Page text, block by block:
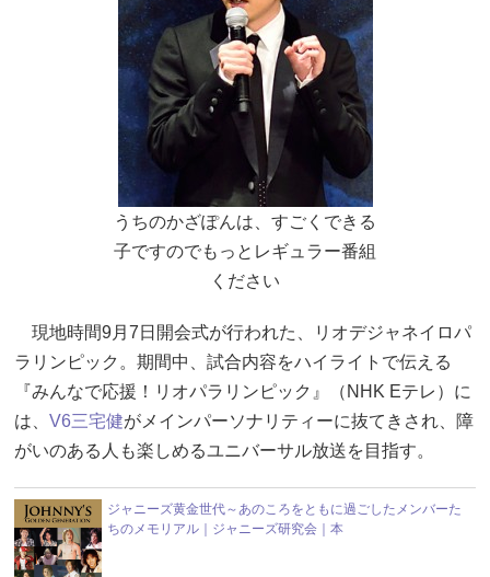
うちのかざぽんは、すごくできる
子ですのでもっとレギュラー番組
ください
現地時間9月7日開会式が行われた、リオデジャネイロパ
ラリンピック。期間中、試合内容をハイライトで伝える
『みんなで応援！リオパラリンピック』（NHK Eテレ）に
は、 V6三宅健がメインパーソナリティーに抜てきされ、障
がいのある人も楽しめるユニバーサル放送を目指す。
ジャニーズ黄金世代～あのころをともに過ごしたメンバーた
ちのメモリアル｜ジャニーズ研究会｜本